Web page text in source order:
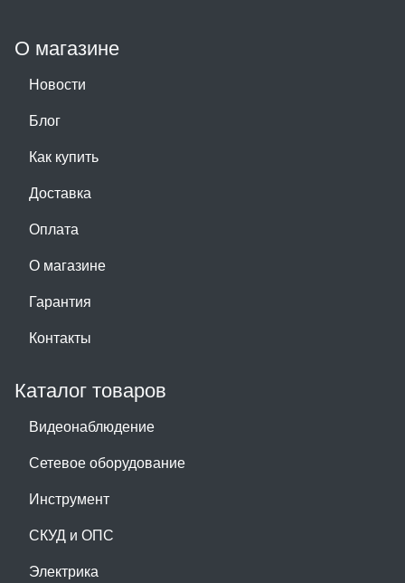
О магазине
Новости
Блог
Как купить
Доставка
Оплата
О магазине
Гарантия
Контакты
Каталог товаров
Видеонаблюдение
Сетевое оборудование
Инструмент
СКУД и ОПС
Электрика